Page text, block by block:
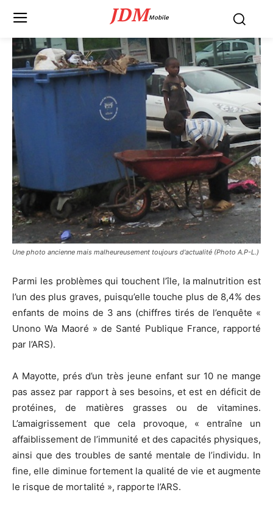
JDMMobile
Une photo ancienne mais malheureusement toujours d'actualité (Photo A.P-L.)
Parmi les problèmes qui touchent l’île, la malnutrition est
l’un des plus graves, puisqu’elle touche plus de 8,4% des
enfants de moins de 3 ans (chiffres tirés de l’enquête «
Unono Wa Maoré » de Santé Publique France, rapporté
par l’ARS).
A Mayotte, prés d’un très jeune enfant sur 10 ne mange
pas assez par rapport à ses besoins, et est en déficit de
protéines, de matières grasses ou de vitamines.
L’amaigrissement que cela provoque, « entraîne un
affaiblissement de l’immunité et des capacités physiques,
ainsi que des troubles de santé mentale de l’individu. In
fine, elle diminue fortement la qualité de vie et augmente
le risque de mortalité », rapporte l’ARS.